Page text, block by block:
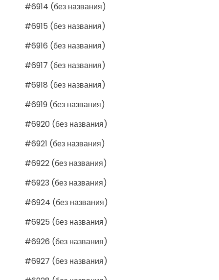
#6914 (без названия)
#6915 (без названия)
#6916 (без названия)
#6917 (без названия)
#6918 (без названия)
#6919 (без названия)
#6920 (без названия)
#6921 (без названия)
#6922 (без названия)
#6923 (без названия)
#6924 (без названия)
#6925 (без названия)
#6926 (без названия)
#6927 (без названия)